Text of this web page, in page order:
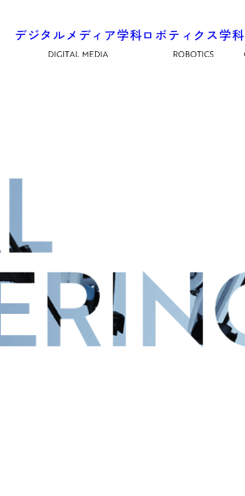
デジタルメディア学科ロボティクス学科